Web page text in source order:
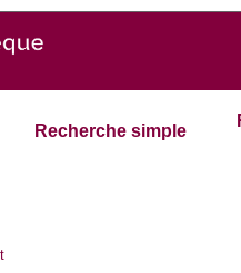
Recherche simple